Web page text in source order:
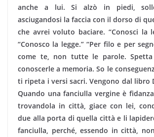
anche a lui. Si alzò in piedi,
asciugandosi la faccia con il dorso di
che avrei voluto baciare. “Conosci la
“Conosco la legge.” “Per filo e per
come te, non tutte le parole.
conoscerle a memoria. So le
ti ripeta i versi sacri. Vengono dal libro
Quando una fanciulla vergine è
trovandola in città, giace con lei,
due alla porta di quella città e li
fanciulla, perché, essendo in città,